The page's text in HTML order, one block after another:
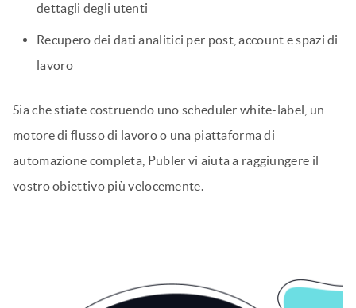
dettagli degli utenti
Recupero dei dati analitici per post, account e spazi di
lavoro
Sia che stiate costruendo uno scheduler white-label, un
motore di flusso di lavoro o una piattaforma di
automazione completa, Publer vi aiuta a raggiungere il
vostro obiettivo più velocemente.